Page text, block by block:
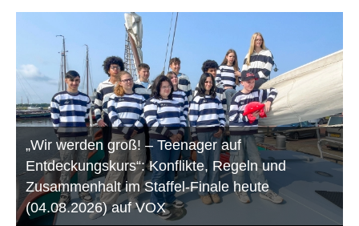
„Wir werden groß! – Teenager auf
Entdeckungskurs“: Konflikte, Regeln und
Zusammenhalt im Staffel-Finale heute
(04.08.2026) auf VOX